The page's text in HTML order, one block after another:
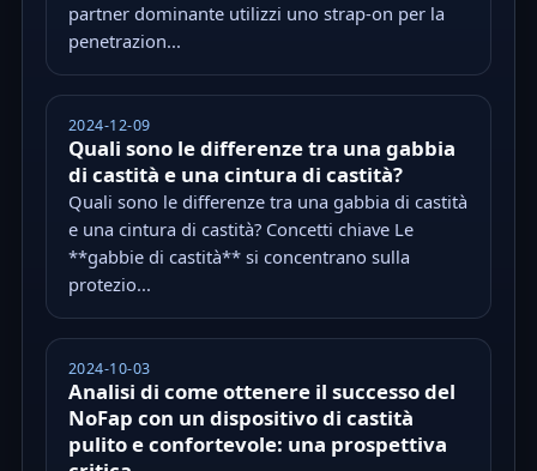
partner dominante utilizzi uno strap-on per la
penetrazion...
2024-12-09
Quali sono le differenze tra una gabbia
di castità e una cintura di castità?
Quali sono le differenze tra una gabbia di castità
e una cintura di castità? Concetti chiave Le
**gabbie di castità** si concentrano sulla
protezio...
2024-10-03
Analisi di come ottenere il successo del
NoFap con un dispositivo di castità
pulito e confortevole: una prospettiva